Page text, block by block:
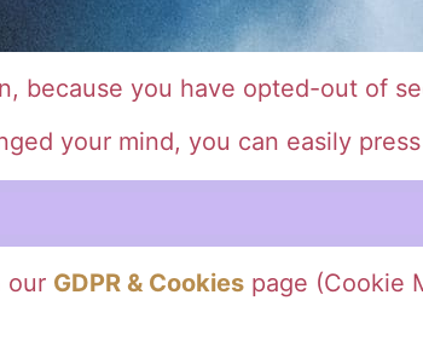
because you have opted-out of
your mind, you can easily
our GDPR & Cookies page (Cookie